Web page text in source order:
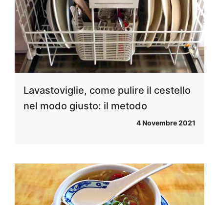
Lavastoviglie, come pulire il cestello
nel modo giusto: il metodo
4 Novembre 2021